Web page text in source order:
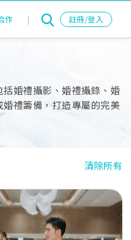
作 | 註冊/登入
婚禮攝影、婚禮攝錄、婚
禮籌備，打造專屬的完美
清除所有